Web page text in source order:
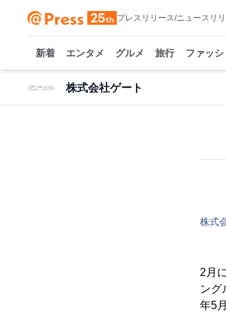
プレスリリース/ニュースリ
新着 エンタメ グルメ 旅行 ファッ
株式会社ゲート
株式
2月
ング
年5